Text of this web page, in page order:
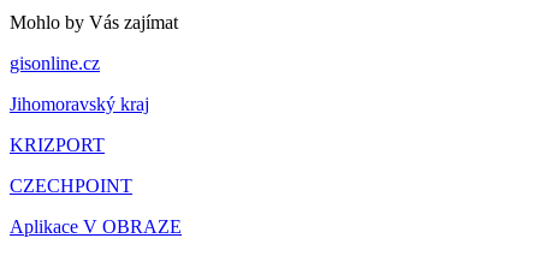
Mohlo by Vás zajímat
gisonline.cz
Jihomoravský kraj
KRIZPORT
CZECHPOINT
Aplikace V OBRAZE